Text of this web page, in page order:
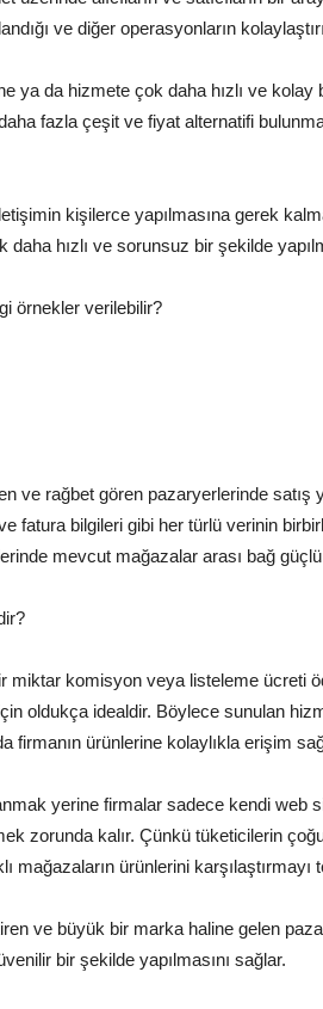
ve diğer operasyonların
ya da hizmete çok daha hızlı ve kolay
fazla çeşit ve fiyat alternatifi
kişilerce yapılmasına gerek
hızlı ve sorunsuz bir şekilde
örnekler verilebilir?
ve rağbet gören pazaryerlerinde satış
fatura bilgileri gibi her türlü verinin
mevcut mağazalar arası bağ
miktar komisyon veya listeleme ücreti
oldukça idealdir. Böylece sunulan
firmanın ürünlerine kolaylıkla erişim
yerine firmalar sadece kendi web
zorunda kalır. Çünkü tüketicilerin
mağazaların ürünlerini karşılaştırmayı
ve büyük bir marka haline gelen
bir şekilde yapılmasını sağlar.